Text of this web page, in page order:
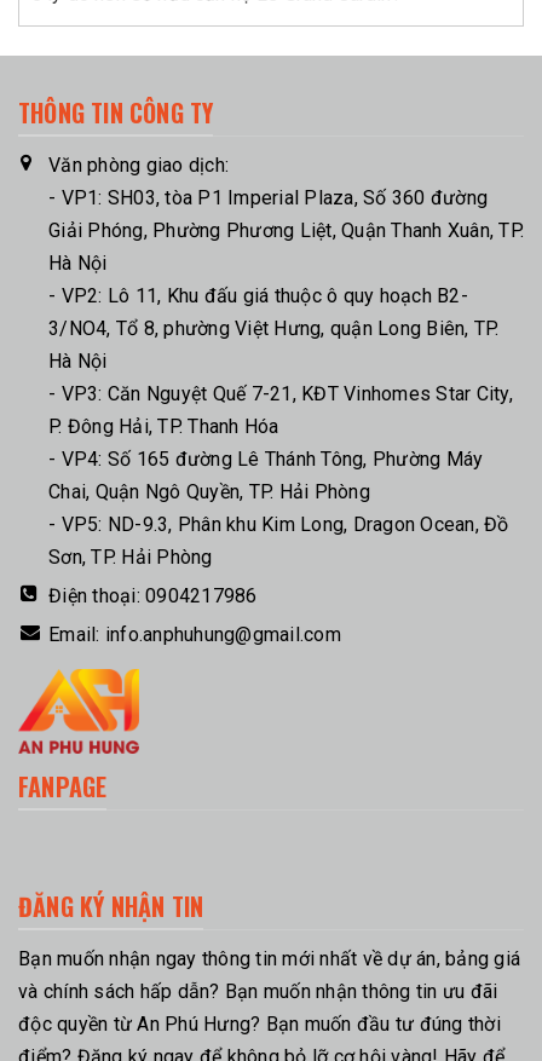
THÔNG TIN CÔNG TY
Văn phòng giao dịch:
- VP1: SH03, tòa P1 Imperial Plaza, Số 360 đường
Giải Phóng, Phường Phương Liệt, Quận Thanh Xuân, TP.
Hà Nội
- VP2: Lô 11, Khu đấu giá thuộc ô quy hoạch B2-
3/NO4, Tổ 8, phường Việt Hưng, quận Long Biên, TP.
Hà Nội
- VP3: Căn Nguyệt Quế 7-21, KĐT Vinhomes Star City,
P. Đông Hải, TP. Thanh Hóa
- VP4: Số 165 đường Lê Thánh Tông, Phường Máy
Chai, Quận Ngô Quyền, TP. Hải Phòng
- VP5: ND-9.3, Phân khu Kim Long, Dragon Ocean, Đồ
Sơn, TP. Hải Phòng
Điện thoại: 0904217986
Email: info.anphuhung@gmail.com
FANPAGE
ĐĂNG KÝ NHẬN TIN
Bạn muốn nhận ngay thông tin mới nhất về dự án, bảng giá
và chính sách hấp dẫn? Bạn muốn nhận thông tin ưu đãi
độc quyền từ An Phú Hưng? Bạn muốn đầu tư đúng thời
điểm? Đăng ký ngay để không bỏ lỡ cơ hội vàng! Hãy để